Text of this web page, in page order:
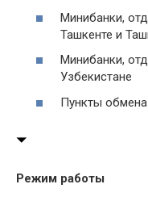
Минибанки,
Ташкенте и
Минибанки,
Узбекистане
Пункты
Режим работы